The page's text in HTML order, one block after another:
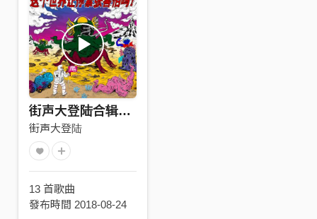
街声大登陆合辑Vol.1：这个世界让你紧张害怕吗？
街声大登陆
13 首歌曲
發布時間 2018-08-24